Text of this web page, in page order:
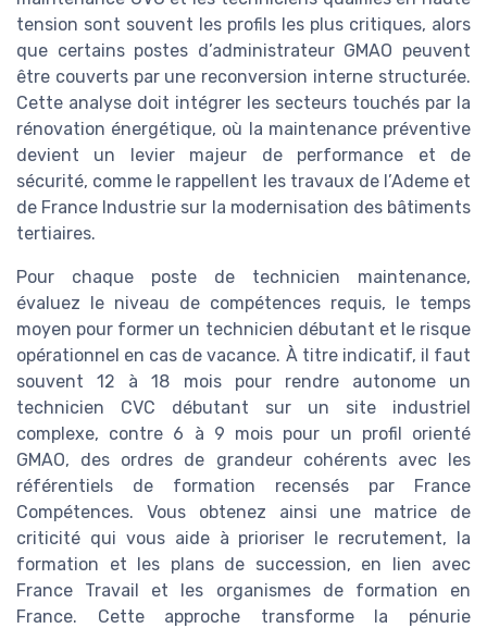
tension sont souvent les profils les plus critiques, alors
que certains postes d’administrateur GMAO peuvent
être couverts par une reconversion interne structurée.
Cette analyse doit intégrer les secteurs touchés par la
rénovation énergétique, où la maintenance préventive
devient un levier majeur de performance et de
sécurité, comme le rappellent les travaux de l’Ademe et
de France Industrie sur la modernisation des bâtiments
tertiaires.
Pour chaque poste de technicien maintenance,
évaluez le niveau de compétences requis, le temps
moyen pour former un technicien débutant et le risque
opérationnel en cas de vacance. À titre indicatif, il faut
souvent 12 à 18 mois pour rendre autonome un
technicien CVC débutant sur un site industriel
complexe, contre 6 à 9 mois pour un profil orienté
GMAO, des ordres de grandeur cohérents avec les
référentiels de formation recensés par France
Compétences. Vous obtenez ainsi une matrice de
criticité qui vous aide à prioriser le recrutement, la
formation et les plans de succession, en lien avec
France Travail et les organismes de formation en
France. Cette approche transforme la pénurie